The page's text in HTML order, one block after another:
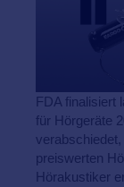
FDA finalisiert
für Hörgeräte
preiswerten
Hörakustiker